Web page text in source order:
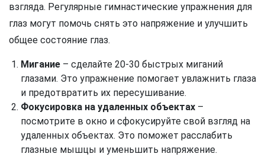
взгляда. Регулярные гимнастические упражнения для
глаз могут помочь снять это напряжение и улучшить
общее состояние глаз.
Мигание – сделайте 20-30 быстрых миганий
глазами. Это упражнение помогает увлажнить глаза
и предотвратить их пересушивание.
Фокусировка на удаленных объектах –
посмотрите в окно и сфокусируйте свой взгляд на
удаленных объектах. Это поможет расслабить
глазные мышцы и уменьшить напряжение.